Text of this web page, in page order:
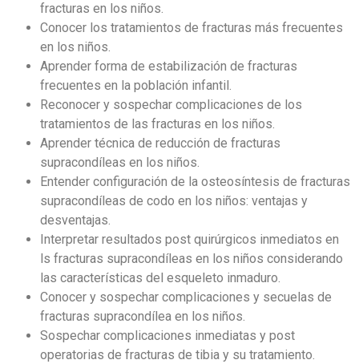
fracturas en los niños.
Conocer los tratamientos de fracturas más frecuentes
en los niños.
Aprender forma de estabilización de fracturas
frecuentes en la población infantil.
Reconocer y sospechar complicaciones de los
tratamientos de las fracturas en los niños.
Aprender técnica de reducción de fracturas
supracondíleas en los niños.
Entender configuración de la osteosíntesis de fracturas
supracondíleas de codo en los niños: ventajas y
desventajas.
Interpretar resultados post quirúrgicos inmediatos en
ls fracturas supracondíleas en los niños considerando
las características del esqueleto inmaduro.
Conocer y sospechar complicaciones y secuelas de
fracturas supracondílea en los niños.
Sospechar complicaciones inmediatas y post
operatorias de fracturas de tibia y su tratamiento.